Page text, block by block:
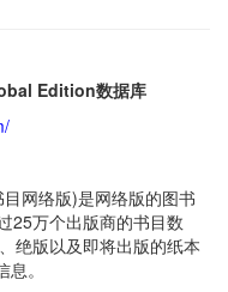
Edition数据库
网络版)是网络版的图书
25万个出版商的书目数
绝版以及即将出版的纸本
。